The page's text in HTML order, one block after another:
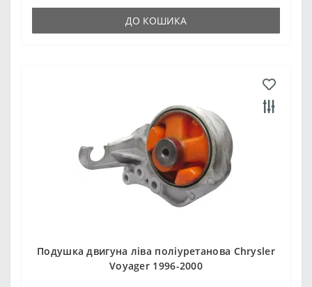
ДО КОШИКА
Подушка двигуна ліва поліуретанова Chrysler
Voyager 1996-2000